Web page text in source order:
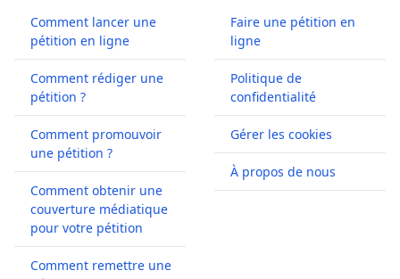
Comment lancer une
pétition en ligne
Comment rédiger une
pétition ?
Comment promouvoir
une pétition ?
Comment obtenir une
couverture médiatique
pour votre pétition
Comment remettre une
Faire une pétition en
ligne
Politique de
confidentialité
Gérer les cookies
À propos de nous